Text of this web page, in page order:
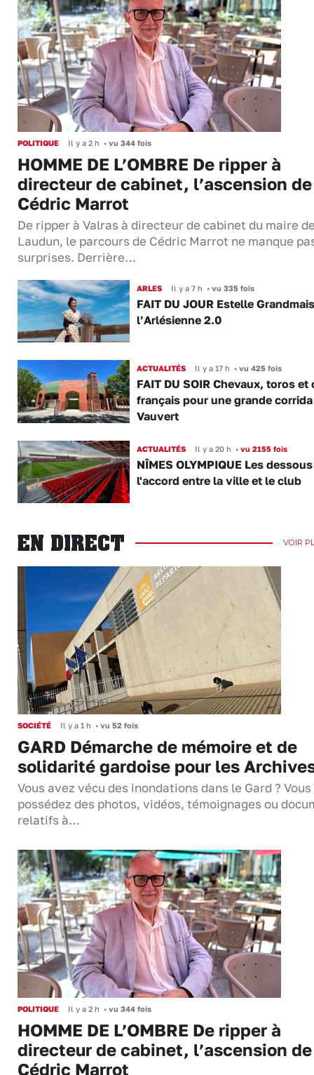
POLITIQUE Il y a 2 h • vu 344 fois
HOMME DE L’OMBRE De ripper à
directeur de cabinet, l’ascension de
Cédric Marrot
De ripper à Valras à directeur de cabinet du maire
Laudun, le parcours de Cédric Marrot ne manque
surprises. Derrière…
ARLES Il y a 7 h •vu 335 fois
FAIT DU JOUR Estelle
l’Arlésienne 2.0
ACTUALITÉS Il y a 17 h •vu 425 fois
FAIT DU SOIR Chevaux, toros et
français pour une grande corrida
Vauvert
ACTUALITÉS Il y a 20 h •vu 2155 fois
NÎMES OLYMPIQUE Les
l'accord entre la ville et le club
EN DIRECT VOIR
SOCIÉTÉ Il y a 1 h • vu 52 fois
GARD Démarche de mémoire et de
solidarité gardoise pour les
Vous avez vécu des inondations dans le Gard ? Vous
possédez des photos, vidéos, témoignages ou
relatifs à…
POLITIQUE Il y a 2 h • vu 344 fois
HOMME DE L’OMBRE De ripper à
directeur de cabinet, l’ascension de
Cédric Marrot